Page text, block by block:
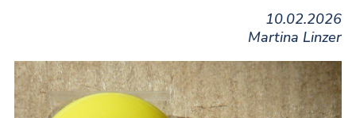
10.02.2026
Martina Linzer